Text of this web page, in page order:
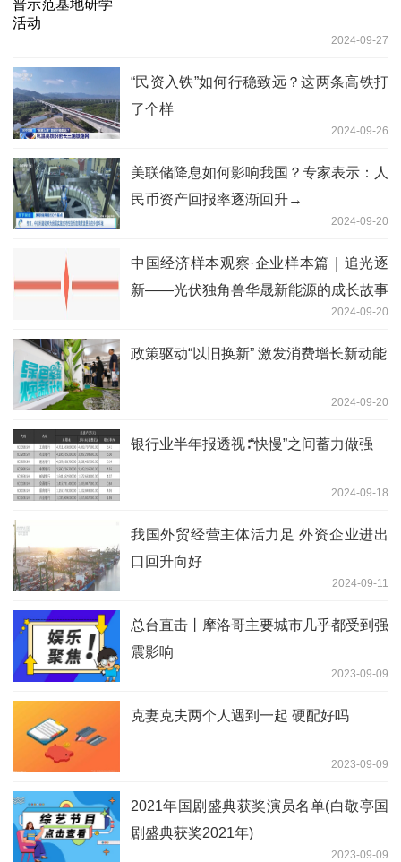
2024-09-27
“民资入铁”如何行稳致远？这两条高铁打
了个样
2024-09-26
美联储降息如何影响我国？专家表示：人
民币资产回报率逐渐回升→
2024-09-20
中国经济样本观察·企业样本篇｜追光逐
新——光伏独角兽华晟新能源的成长故事
2024-09-20
政策驱动“以旧换新” 激发消费增长新动能
2024-09-20
银行业半年报透视∶“快慢”之间蓄力做强
2024-09-18
我国外贸经营主体活力足 外资企业进出
口回升向好
2024-09-11
总台直击丨摩洛哥主要城市几乎都受到强
震影响
2023-09-09
克妻克夫两个人遇到一起 硬配好吗
2023-09-09
2021年国剧盛典获奖演员名单(白敬亭国
剧盛典获奖2021年)
2023-09-09